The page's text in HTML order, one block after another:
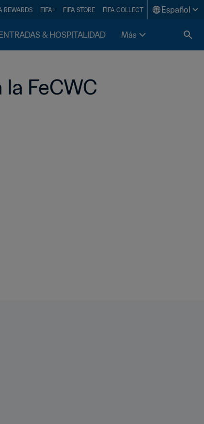
REWARDS FIFA+ FIFA STORE FIFA COLLECT Español
ENTRADAS & HOSPITALIDAD Más
FeCWC